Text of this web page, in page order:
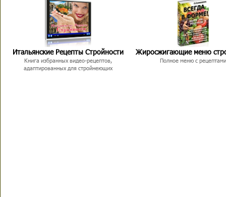
Итальянские Рецепты Стройности
Книга избранных видео-рецептов,
адаптированных для стройнеющих
Жиросжигающие меню
Полное меню с рецептами